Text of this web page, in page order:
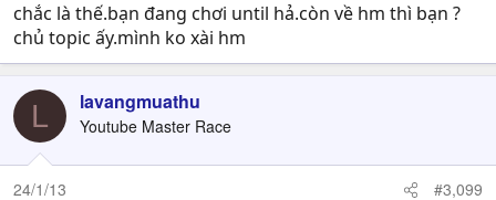
chắc là thế.bạn đang chơi until hả.còn về hm thì bạn ?
chủ topic ấy.mình ko xài hm
L lavangmuathu
Youtube Master Race
24/1/13 #3,099